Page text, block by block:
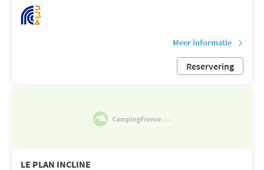
Meer informatie
Reservering
LE PLAN INCLINE